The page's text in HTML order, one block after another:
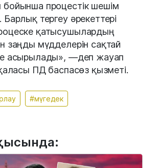
процестік шешім
тергеу әрекеттері
қатысушылардың
заңды мүдделерін сақтай
асырылады», —деп жауап
ПД баспасөз қызметі.
#мүгедек